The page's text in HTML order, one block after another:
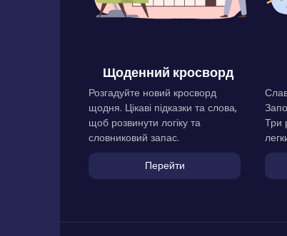
Щоденний кросворд
Розгадуйте новий кросворд
щодня. Цікаві підказки та слова,
щоб розвинути логіку та
словниковий запас.
Перейти
Три